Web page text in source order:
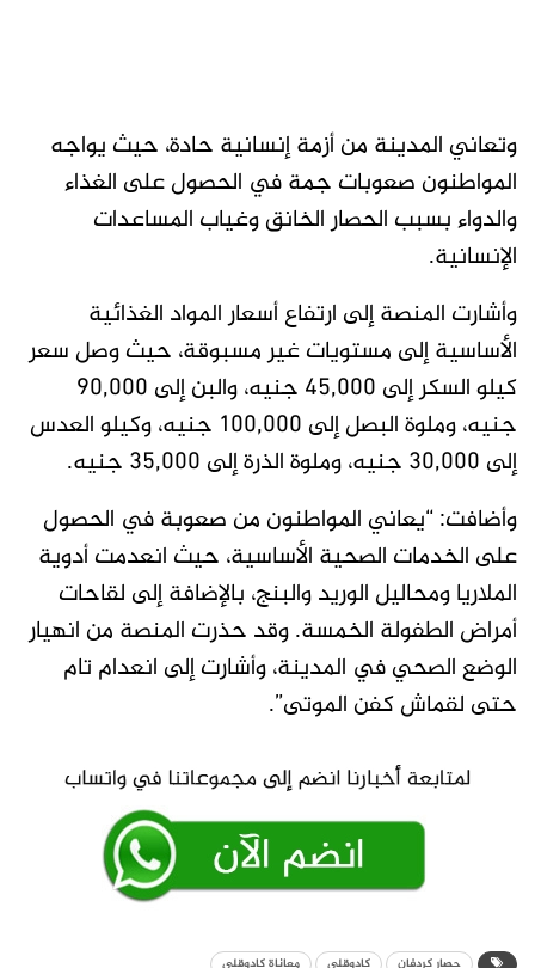
وتعاني المدينة من أزمة إنسانية حادة، حيث يواجه
المواطنون صعوبات جمة في الحصول على الغذاء
والدواء بسبب الحصار الخانق وغياب المساعدات
الإنسانية.
وأشارت المنصة إلى ارتفاع أسعار المواد الغذائية
الأساسية إلى مستويات غير مسبوقة، حيث وصل سعر
كيلو السكر إلى 45,000 جنيه، والبن إلى 90,000
جنيه، وملوة البصل إلى 100,000 جنيه، وكيلو العدس
إلى 30,000 جنيه، وملوة الذرة إلى 35,000 جنيه.
وأضافت: “يعاني المواطنون من صعوبة في الحصول
على الخدمات الصحية الأساسية، حيث انعدمت أدوية
الملاريا ومحاليل الوريد والبنج، بالإضافة إلى لقاحات
أمراض الطفولة الخمسة. وقد حذرت المنصة من انهيار
الوضع الصحي في المدينة، وأشارت إلى انعدام تام
حتى لقماش كفن الموتى”.
حصار كردفان كادوقلي معاناة كادوقلي